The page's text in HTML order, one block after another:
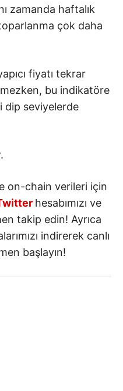
zamanda haftalık
çok daha
fiyatı tekrar
bu indikatöre
dip seviyelerde
on-chain verileri için
hesabımızı ve
takip edin! Ayrıca
indirerek canlı
başlayın!